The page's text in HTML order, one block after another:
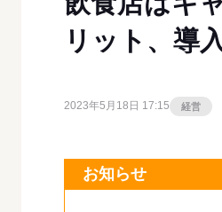
リット、導
2023年5月18日 17:15 経営
お知らせ